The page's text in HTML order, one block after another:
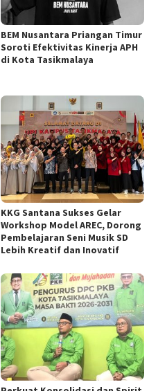
BEM Nusantara Priangan Timur
Soroti Efektivitas Kinerja APH
di Kota Tasikmalaya
KKG Santana Sukses Gelar
Workshop Model AREC, Dorong
Pembelajaran Seni Musik SD
Lebih Kreatif dan Inovatif